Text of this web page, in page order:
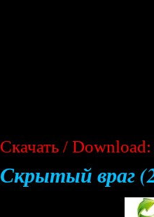
Скачать / Download:
Скрытый враг